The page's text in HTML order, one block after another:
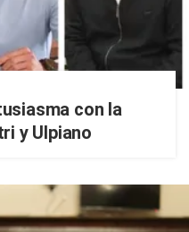
con la
y Ulpiano